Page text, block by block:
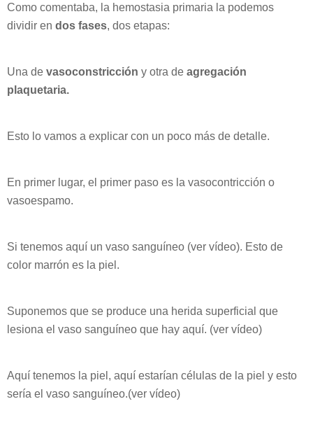
Como comentaba, la hemostasia primaria la podemos
dividir en dos fases, dos etapas:
Una de vasoconstricción y otra de agregación
plaquetaria.
Esto lo vamos a explicar con un poco más de detalle.
En primer lugar, el primer paso es la vasocontricción o
vasoespamo.
Si tenemos aquí un vaso sanguíneo (ver vídeo). Esto de
color marrón es la piel.
Suponemos que se produce una herida superficial que
lesiona el vaso sanguíneo que hay aquí. (ver vídeo)
Aquí tenemos la piel, aquí estarían células de la piel y esto
sería el vaso sanguíneo.(ver vídeo)